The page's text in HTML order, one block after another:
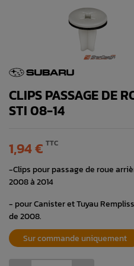
CLIPS PASSAGE DE
STI 08-14
1,94 € TTC
-Clips pour passage de roue
2008 à 2014
- pour Canister et Tuyau
de 2008.
Sur commande uniquement